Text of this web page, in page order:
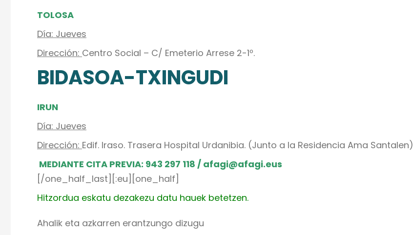
TOLOSA
Día: Jueves
Dirección: Centro Social – C/ Emeterio Arrese 2-1º.
BIDASOA-TXINGUDI
IRUN
Día: Jueves
Dirección: Edif. Iraso. Trasera Hospital Urdanibia. (Junto a la Residencia Ama Santalen)
MEDIANTE CITA PREVIA: 943 297 118 / afagi@afagi.eus
[/one_half_last][:eu][one_half]
Hitzordua eskatu dezakezu datu hauek betetzen.
Ahalik eta azkarren erantzungo dizugu